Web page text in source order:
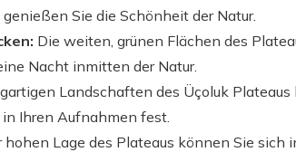
Sie die Schönheit der Natur.
Die weiten, grünen Flächen des
Nacht inmitten der Natur.
Landschaften des Üçoluk
Ihren Aufnahmen fest.
hohen Lage des Plateaus können Sie